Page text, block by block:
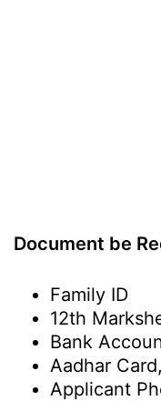
Document be
Family ID
12th
Bank
Aadhar
Applicant